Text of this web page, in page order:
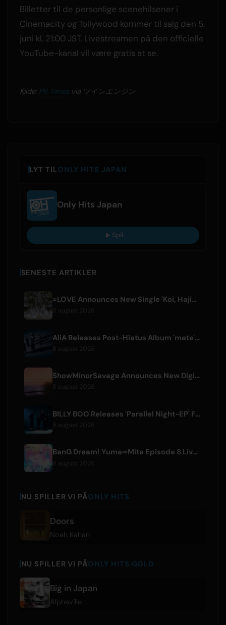
Billetter til de personlige scenehilsener i
Cinemacity og Tollywood kommer til salg den 5.
juni kl. 21:00 JST. Livestreamen på den officielle
YouTube-kanal vil være gratis at se.
Kilde: PR Timesvia ツインエンジン
LYT TILONLY HITS JAPAN
Only Hits Japan
Spil
SENESTE ARTIKLER
=LOVE Announces New Single 'Koi, Hajimemashita.' and Tokyo Dome Concerts
AliA Releases Post-Hiatus Album 'mate', Announces Tokyo Live
ShowMinorSavage Announces New Digital Single 'Gradation'
BILLY BOO Releases 'Parallel Night-EP' Featuring TV Drama Theme Song
BanG Dream! Yume∞Mita Episode 8 Live Clip Released
NU SPILLER VI PÅONLY HITS
Doors
Noah Kahan
NU SPILLER VI PÅONLY HITS GOLD
Big in Japan
Alphaville